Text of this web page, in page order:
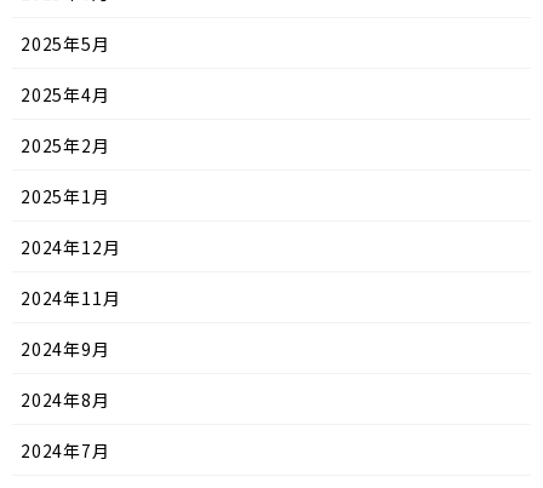
2025年5月
2025年4月
2025年2月
2025年1月
2024年12月
2024年11月
2024年9月
2024年8月
2024年7月